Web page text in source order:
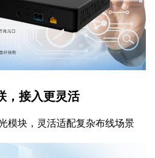
，接入更灵活
模块，灵活适配复杂布线场景